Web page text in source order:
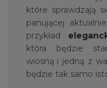
które sprawdzają
panującej
przykład
która będzie
wiosną i jedną z
będzie tak samo